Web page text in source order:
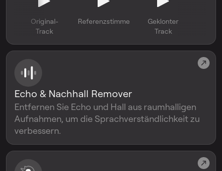
Original-
Track
Referenzstimme
Geklonter
Track
Echo & Nachhall Remover
Entfernen Sie Echo und Hall aus raumhalligen
Aufnahmen, um die Sprachverständlichkeit zu
verbessern.